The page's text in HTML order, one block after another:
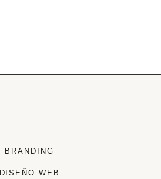
BRANDING
DISEÑO WEB